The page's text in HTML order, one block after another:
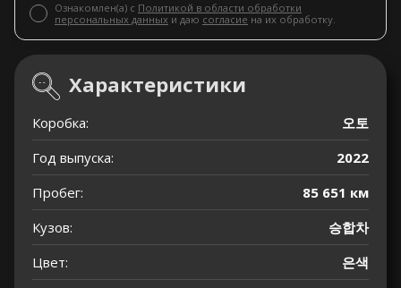
Ознакомлен(а) с Политикой в области обработки
персональных данных и даю согласие на их обработку.
Характеристики
Коробка:
오토
Год выпуска:
2022
Пробег:
85 651 км
Кузов:
승합차
Цвет:
은색